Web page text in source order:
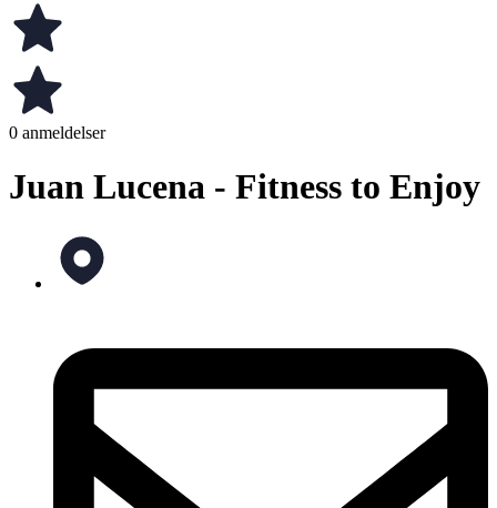
0 anmeldelser
Juan Lucena - Fitness to Enjoy